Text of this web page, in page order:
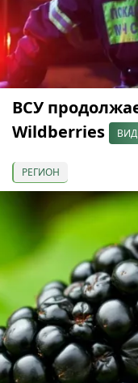
ВСУ
Wildberries
РЕГИОН